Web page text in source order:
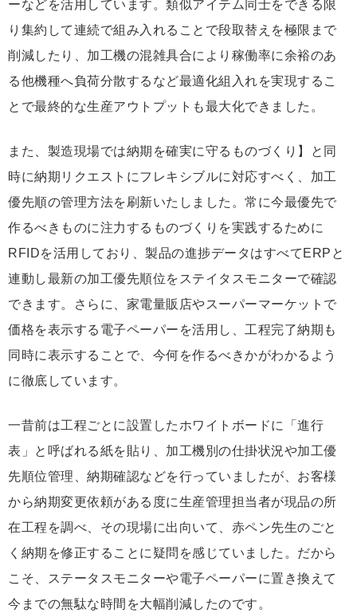
ーなどを活用しています。類似アイテム同士をできる限
り集約して連続で組み入れることで段取替えを極限まで
削減したり、加工機の混雑具合により稼働率に余裕のあ
る他機種へ負荷分散するなど最適化組入れを実現するこ
とで最終的な生産アウトプットも最大化できました。
また、製造現場では納期を確実に守るものづくり】と同
時に納期リクエストにフレキシブルに対応すべく、加工
優先順の管理方法を刷新いたしました。常に今最優先で
作るべきものに注力するものづくりを実践するために
RFIDを活用しており、製品の進捗データはすべてERPと
連動し最新の加工優先順位をステイタスモニターで確認
できます。さらに、家電量販店やスーパーマーケットで
価格を表示する電子ペーパーを活用し、工程完了納期も
同時に表示することで、今何を作るべきかがわかるよう
に徹底しています。
一昔前は工程ごとに設置したホワイトボードに「進行
表」と呼ばれる紙を貼り、加工機別の仕掛状況や加工優
先順位管理、納期確認などを行っていましたが、お客様
から納期変更依頼がある度に生産管理担当者が現品の所
在工程を調べ、その現場に出向いて、赤ペン先生のごと
く納期を修正することに疑問を感じていました。だから
こそ、ステータスモニターや電子ペーパーに置き換えて
今までの無駄な時間を大幅削減したのです。